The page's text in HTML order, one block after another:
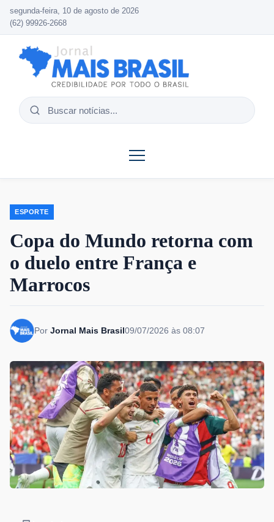
segunda-feira, 10 de agosto de 2026
(62) 99926-2668
Buscar
ESPORTE
Copa do Mundo retorna com
o duelo entre França e
Marrocos
Por Jornal Mais Brasil09/07/2026 às 08:07